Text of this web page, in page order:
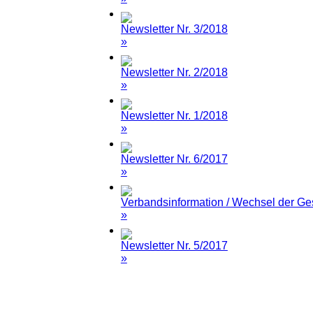
Newsletter Nr. 3/2018
»
Newsletter Nr. 2/2018
»
Newsletter Nr. 1/2018
»
Newsletter Nr. 6/2017
»
Verbandsinformation / Wechsel der
»
Newsletter Nr. 5/2017
»